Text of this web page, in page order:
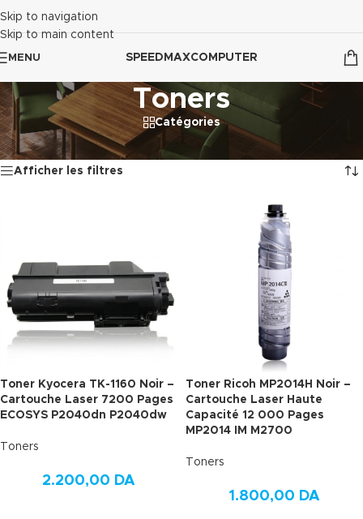
Skip to navigation
Skip to main content
MENU SPEEDMAXCOMPUTER
Toners
Catégories
Accueil/Impression/Consommables Toners 7 résultats affichés
Afficher les filtres
Toner Kyocera TK-1160 Noir –
Cartouche Laser 7200 Pages
ECOSYS P2040dn P2040dw
Toners
2.200,00 DA
Toner Ricoh MP2014H Noir –
Cartouche Laser Haute
Capacité 12 000 Pages
MP2014 IM M2700
Toners
1.800,00 DA